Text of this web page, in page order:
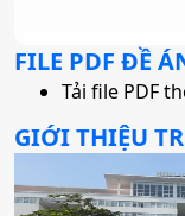
FILE PDF ĐỀ
Tải file PDF
GIỚI THIỆU